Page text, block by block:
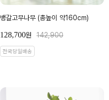
뱅갈고무나무 (총높이 약160cm)
128,700원 142,900
전국당일배송